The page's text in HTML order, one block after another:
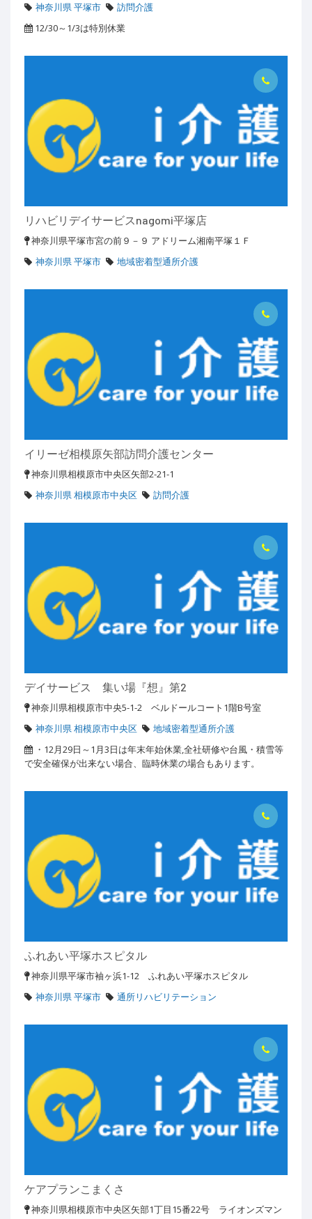
神奈川県 平塚市
訪問介護
12/30～1/3は特別休業
リハビリデイサービスnagomi平塚店
神奈川県平塚市宮の前９－９ アドリーム湘南平塚１Ｆ
神奈川県 平塚市
地域密着型通所介護
イリーゼ相模原矢部訪問介護センター
神奈川県相模原市中央区矢部2-21-1
神奈川県 相模原市中央区
訪問介護
デイサービス 集い場『想』第2
神奈川県相模原市中央5-1-2 ベルドールコート1階B号室
神奈川県 相模原市中央区
地域密着型通所介護
・12月29日～1月3日は年末年始休業,全社研修や台風・積雪等
で安全確保が出来ない場合、臨時休業の場合もあります。
ふれあい平塚ホスピタル
神奈川県平塚市袖ヶ浜1-12 ふれあい平塚ホスピタル
神奈川県 平塚市
通所リハビリテーション
ケアプランこまくさ
神奈川県相模原市中央区矢部1丁目15番22号 ライオンズマン